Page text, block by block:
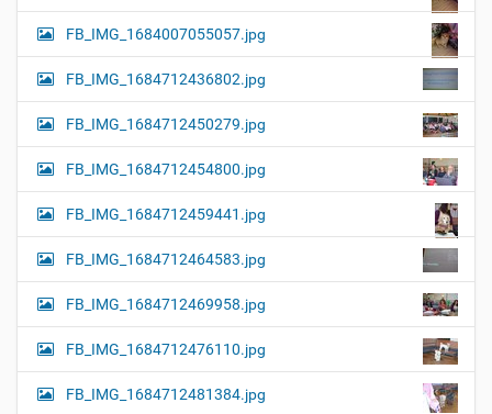
FB_IMG_1684007055057.jpg
FB_IMG_1684712436802.jpg
FB_IMG_1684712450279.jpg
FB_IMG_1684712454800.jpg
FB_IMG_1684712459441.jpg
FB_IMG_1684712464583.jpg
FB_IMG_1684712469958.jpg
FB_IMG_1684712476110.jpg
FB_IMG_1684712481384.jpg